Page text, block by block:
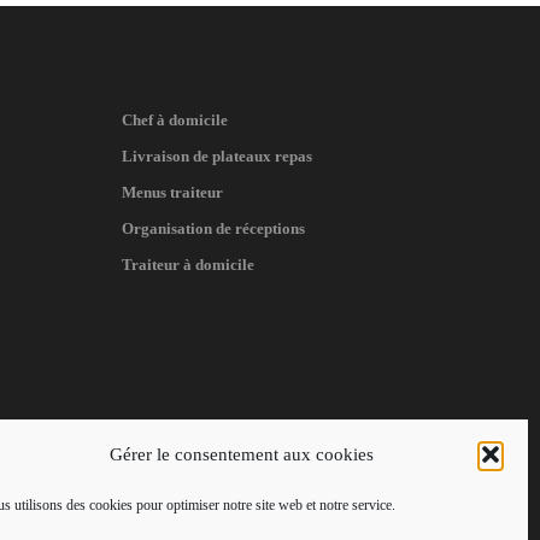
Gérer le consentement aux cookies
utilisons des cookies pour optimiser notre site web et notre service.
Chef à domicile
Livraison de plateaux repas
Menus traiteur
Organisation de réceptions
Traiteur à domicile